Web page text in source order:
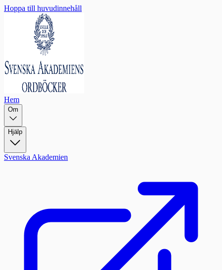
Hoppa till huvudinnehåll
Hem
Om
Hjälp
Svenska Akademien